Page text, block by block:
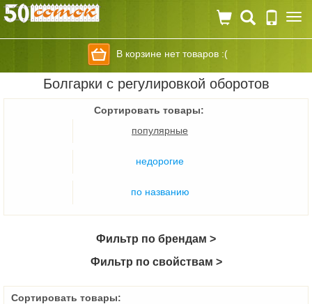
В корзине нет товаров :(
Болгарки с регулировкой оборотов
Сортировать товары:
популярные
недорогие
по названию
Фильтр по брендам >
Фильтр по свойствам >
Сортировать товары: